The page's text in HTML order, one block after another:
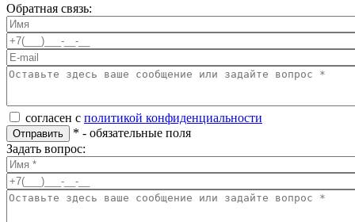
Обратная связь:
согласен с политикой конфиденциальности
Отправить * - обязательные поля
Задать вопрос: